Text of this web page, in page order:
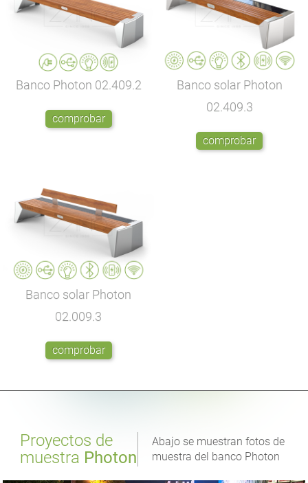
Banco Photon 02.409.2
comprobar
Banco solar Photon
02.409.3
comprobar
Banco solar Photon
02.009.3
comprobar
Proyectos de
muestra Photon
Abajo se muestran fotos de
muestra del banco Photon